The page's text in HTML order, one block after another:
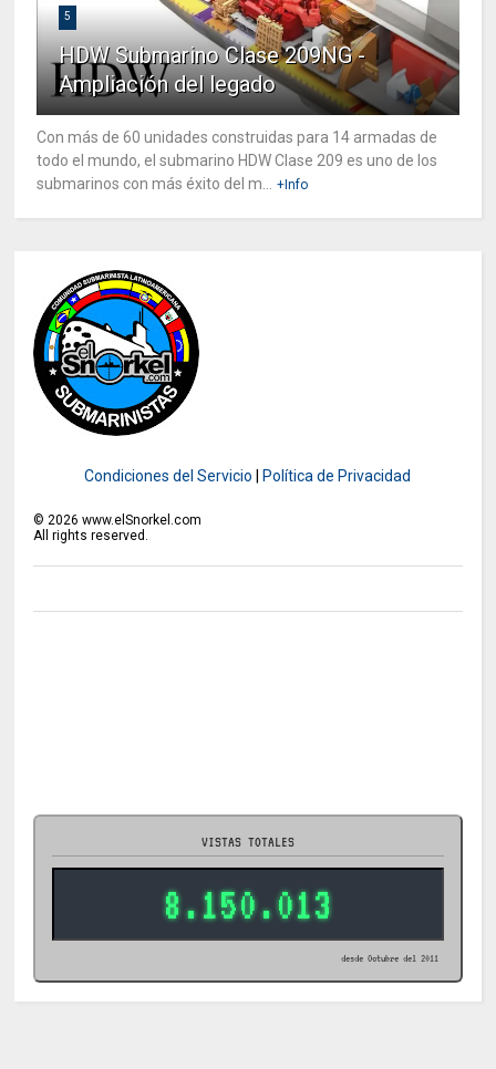
5
HDW Submarino Clase 209NG -
Ampliación del legado
Con más de 60 unidades construidas para 14 armadas de
todo el mundo, el submarino HDW Clase 209 es uno de los
submarinos con más éxito del m...
+Info
Condiciones del Servicio Política de Privacidad
© 2026 www.elSnorkel.com
All rights reserved.
VISTAS TOTALES
8.150.013
desde Octubre del 2011